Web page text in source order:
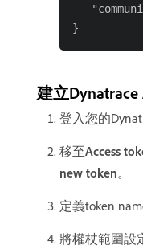
建立
登入您的
移至​Access
new token。
定義token
將權杖範圍設